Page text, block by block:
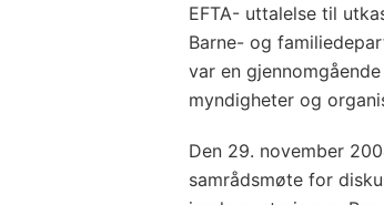
EFTA- uttalelse til
Barne- og
var en
myndigheter og
Den 29. november
samrådsmøte for